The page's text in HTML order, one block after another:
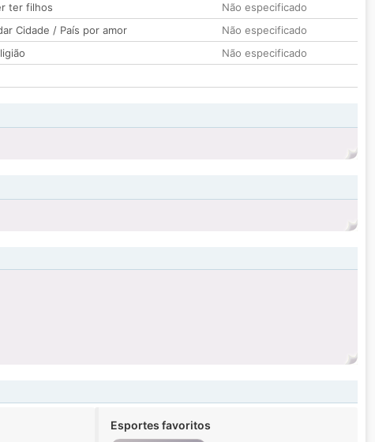
ter filhos
Não especificado
Cidade / País por amor
Não especificado
Não especificado
Esportes favoritos